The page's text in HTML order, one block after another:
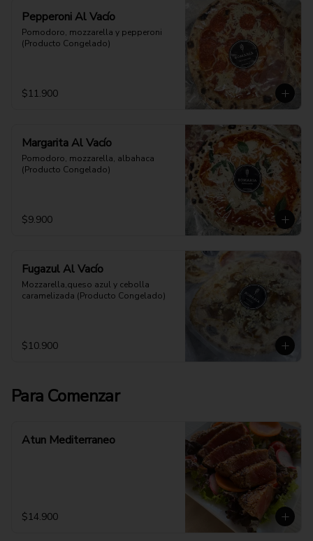
Pepperoni Al Vacío
Pomodoro, mozzarella y pepperoni
(Producto Congelado)
$11.900
Margarita Al Vacío
Pomodoro, mozzarella, albahaca
(Producto Congelado)
$9.900
Fugazul Al Vacío
Mozzarella,queso azul y cebolla
caramelizada (Producto Congelado)
$10.900
Para Comenzar
Atun Mediterraneo
$14.900